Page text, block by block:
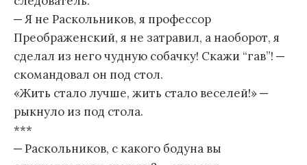
─ Я не Раскольников, я профессор
Преображенский, я не затравил, а наоборот, я
сделал из него чудную собачку! Скажи “гав”! ─
скомандовал он под стол.
«Жить стало лучше, жить стало веселей!» ─
рыкнуло из под стола.
***
─ Раскольников, с какого бодуна вы